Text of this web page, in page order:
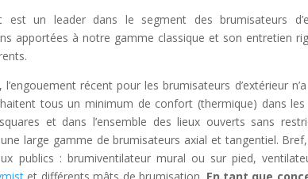
est un leader dans le segment des brumisateurs
apportées à notre gamme classique et son entretien
l’engouement récent pour les brumisateurs d’extérieur
tous un minimum de confort (thermique) dans
et dans l’ensemble des lieux ouverts sans
large gamme de brumisateurs axial et tangentiel.
publics : brumiventilateur mural ou sur pied,
et différents mâts de brumisation. En tant que